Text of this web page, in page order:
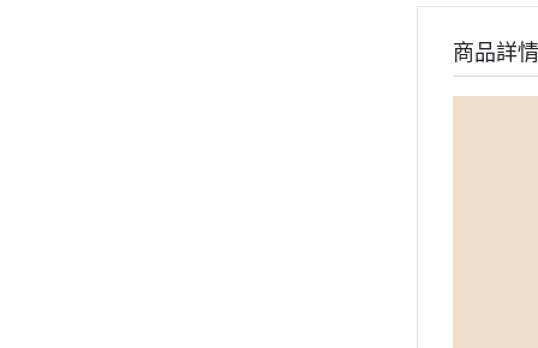
商品詳情